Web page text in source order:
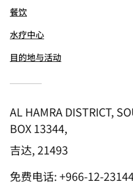
餐饮
水疗中心
目的地与活动
AL HAMRA DISTRICT,
BOX 13344,
吉达, 21493
免费电话:+966-12-